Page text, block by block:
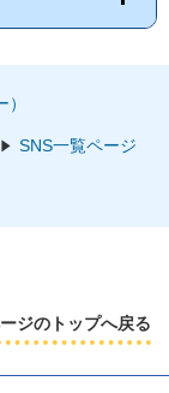
SNS一覧ページ
ジのトップへ戻る